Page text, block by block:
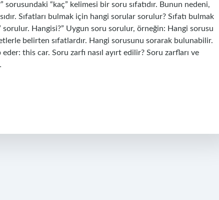
“kaç” kelimesi bir soru sıfatıdır. Bunun nedeni,
Sıfatları bulmak için hangi sorular sorulur? Sıfatı bulmak
sorulur. Hangisi?” Uygun soru sorulur, örneğin: Hangi sorusu
belirten sıfatlardır. Hangi sorusunu sorarak bulunabilir.
this car. Soru zarfı nasıl ayırt edilir? Soru zarfları ve